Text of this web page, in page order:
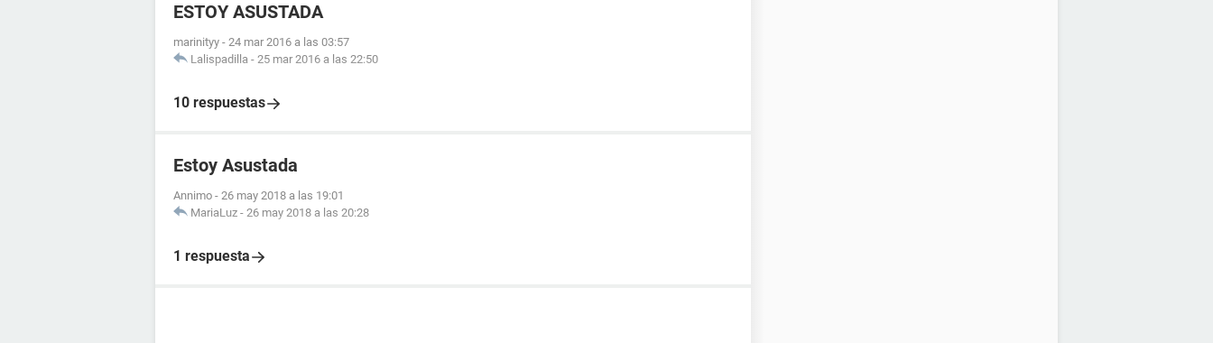
ESTOY ASUSTADA
marinityy - 24 mar 2016 a las 03:57
Lalispadilla - 25 mar 2016 a las 22:50
10 respuestas
Estoy Asustada
Annimo - 26 may 2018 a las 19:01
MariaLuz - 26 may 2018 a las 20:28
1 respuesta